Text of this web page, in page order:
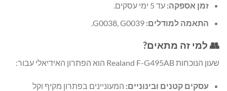
זמן אספקה: עד 5 ימי עסקים.
התאמה למודלים:
👥 למי זה מתאים?
שעון הנוכחות Realand F-G495AB הוא הפתרון האידיאלי עבור:
עסקים קטנים ובינוניים: המעוניינים בפתרון מקיף וקל